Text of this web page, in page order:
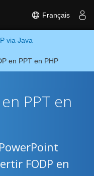
Français
via Java
en PPT en PHP
PPT en
FODP en